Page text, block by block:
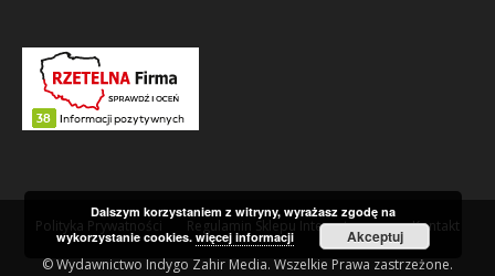
Polityka Prywatności Regulamin Sklepu Internetowego Kontakt
© Wydawnictwo Indygo Zahir Media. Wszelkie Prawa zastrzeżone.
Dalszym korzystaniem z witryny, wyrażasz zgodę na
wykorzystanie cookies.więcej informacji Akceptuj